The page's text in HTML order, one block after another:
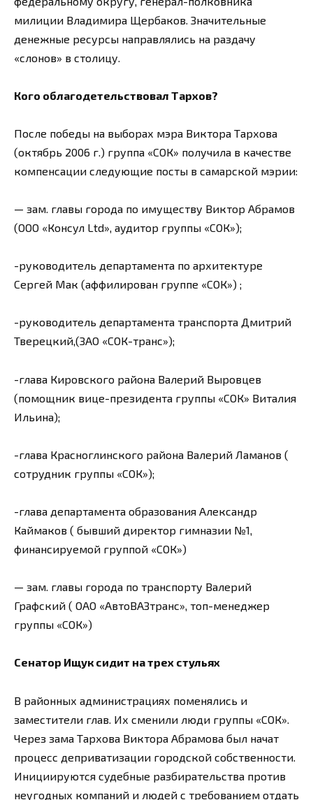
милиции Владимира Щербаков. Значительные
денежные ресурсы направлялись на раздачу
«слонов» в столицу.
Кого облагодетельствовал Тархов?
После победы на выборах мэра Виктора Тархова
(октябрь 2006 г.) группа «СОК» получила в качестве
компенсации следующие посты в самарской мэрии:
— зам. главы города по имуществу Виктор Абрамов
(ООО «Консул Ltd», аудитор группы «СОК»);
-руководитель департамента по архитектуре
Сергей Мак (аффилирован группе «СОК») ;
-руководитель департамента транспорта Дмитрий
Тверецкий,(ЗАО «СОК-транс»);
-глава Кировского района Валерий Выровцев
(помощник вице-президента группы «СОК» Виталия
Ильина);
-глава Красноглинского района Валерий Ламанов (
сотрудник группы «СОК»);
-глава департамента образования Александр
Каймаков ( бывший директор гимназии №1,
финансируемой группой «СОК»)
— зам. главы города по транспорту Валерий
Графский ( ОАО «АвтоВАЗтранс», топ-менеджер
группы «СОК»)
Сенатор Ищук сидит на трех стульях
В районных администрациях поменялись и
заместители глав. Их сменили люди группы «СОК».
Через зама Тархова Виктора Абрамова был начат
процесс деприватизации городской собственности.
Инициируются судебные разбирательства против
неугодных компаний и людей с требованием отдать